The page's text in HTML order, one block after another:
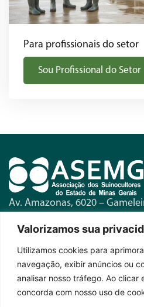
Valorizamos sua
Utilizamos cookies para
navegação, exibir anúncios ou
analisar nosso tráfego. Ao clicar
concorda com nosso uso de
Para profissionais do setor
Sou Profissional do Setor
Av. Amazonas, 6020 –
Horário de Funcionamento:
Fique por dentro